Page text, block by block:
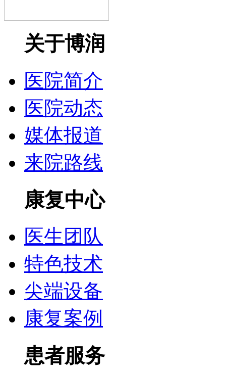
关于博润
医院简介
医院动态
媒体报道
来院路线
康复中心
医生团队
特色技术
尖端设备
康复案例
患者服务